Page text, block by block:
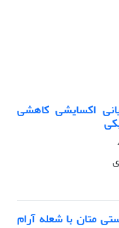
اکسایشی کاهشی
متان با شعله آرام